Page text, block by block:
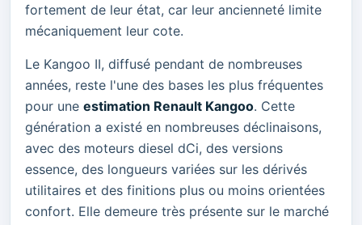
fortement de leur état, car leur ancienneté limite
mécaniquement leur cote.
Le Kangoo II, diffusé pendant de nombreuses
années, reste l'une des bases les plus fréquentes
pour une estimation Renault Kangoo. Cette
génération a existé en nombreuses déclinaisons,
avec des moteurs diesel dCi, des versions
essence, des longueurs variées sur les dérivés
utilitaires et des finitions plus ou moins orientées
confort. Elle demeure très présente sur le marché